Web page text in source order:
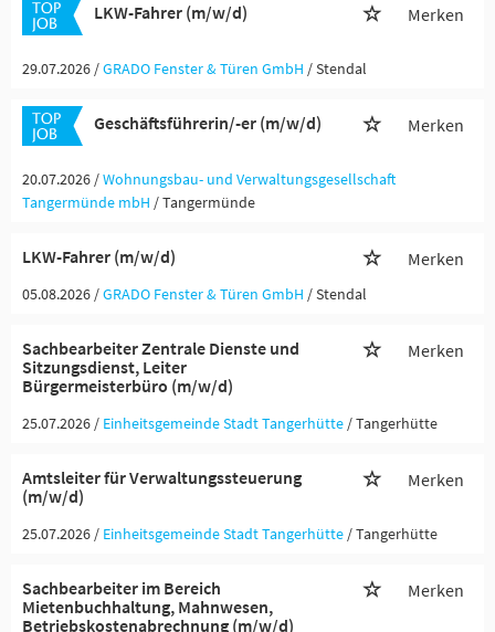
LKW-Fahrer (m/w/d) Merken
29.07.2026 /GRADO Fenster & Türen GmbH / Stendal
Geschäftsführerin/-er (m/w/d) Merken
20.07.2026 /Wohnungsbau- und Verwaltungsgesellschaft
Tangermünde mbH / Tangermünde
LKW-Fahrer (m/w/d) Merken
05.08.2026 /GRADO Fenster & Türen GmbH / Stendal
Sachbearbeiter Zentrale Dienste und
Sitzungsdienst, Leiter
Bürgermeisterbüro (m/w/d)
Merken
25.07.2026 / Einheitsgemeinde Stadt Tangerhütte / Tangerhütte
Amtsleiter für Verwaltungssteuerung
(m/w/d)
Merken
25.07.2026 / Einheitsgemeinde Stadt Tangerhütte / Tangerhütte
Sachbearbeiter im Bereich
Mietenbuchhaltung, Mahnwesen,
Betriebskostenabrechnung (m/w/d)
Merken